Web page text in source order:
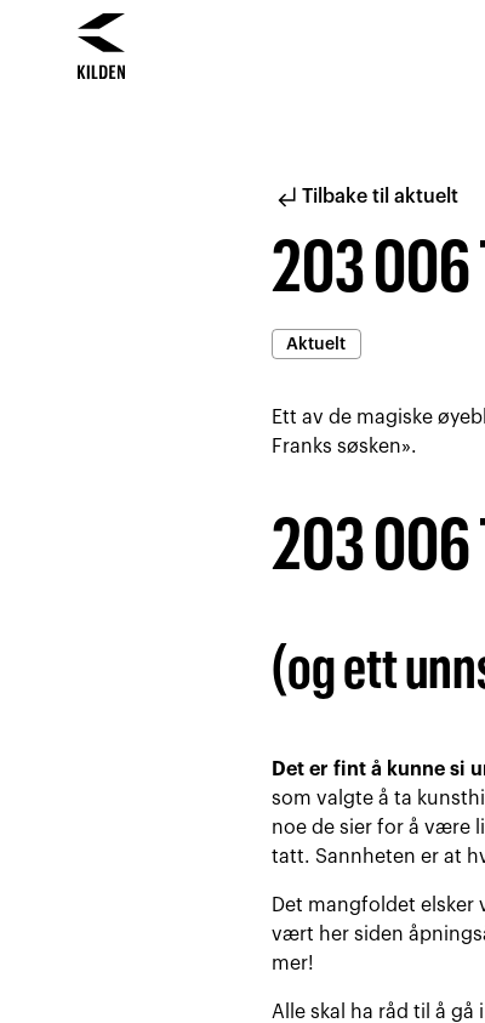
subdirectory_arrow_left Tilbake til aktuelt
203 006
Aktuelt
Ett av de magiske
Franks søsken».
203 006
(og ett
Det er fint å kunne si
som valgte å ta
noe de sier for å være
tatt. Sannheten er at
Det mangfoldet elsker
vært her siden
mer!
Alle skal ha råd til å